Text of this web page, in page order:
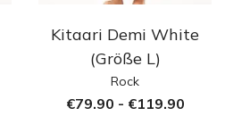
Kitaari Demi White
(Größe L)
Rock
€79.90 - €119.90